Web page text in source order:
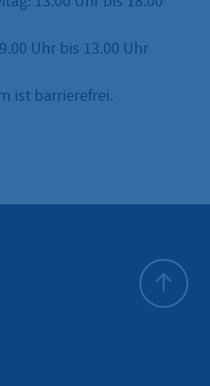
Uhr bis 13.00 Uhr
ist barrierefrei.